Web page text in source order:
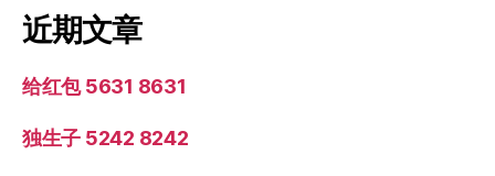
近期文章
给红包 5631 8631
独生子 5242 8242